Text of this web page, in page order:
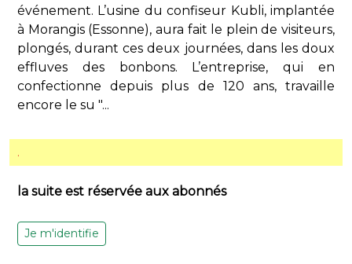
événement. L’usine du confiseur Kubli, implantée
à Morangis (Essonne), aura fait le plein de visiteurs,
plongés, durant ces deux journées, dans les doux
effluves des bonbons. L’entreprise, qui en
confectionne depuis plus de 120 ans, travaille
encore le su "...
.
la suite est réservée aux abonnés
Je m'identifie